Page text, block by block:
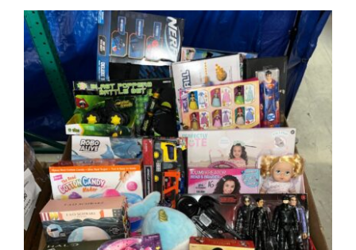
100 piezas de juguetes para niños